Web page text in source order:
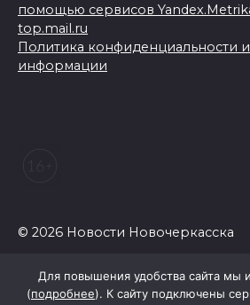
помощью сервисов
top.mail.ru
Политика конфиденциальности
информации
© 2026 Новости Новочеркасска
Для повышения удобства сайта мы
(подробнее). К сайту подключены